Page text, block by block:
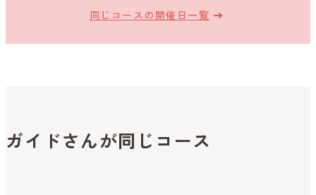
同じコースの開催日一覧
ガイドさんが同じコース